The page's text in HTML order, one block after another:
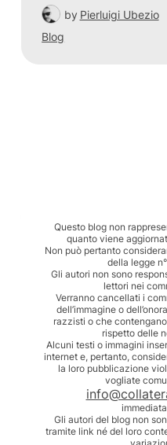
by Pierluigi Ubezio
Blog
Questo blog non
quanto viene
Non può pertanto
della legge
Gli autori non sono
lettori nei
Verranno cancellati i
dell’immagine o
razzisti o che
rispetto delle
Alcuni testi o immagini
internet e, pertanto,
la loro pubblicazione
vogliate
Gli autori del blog non
tramite link né del loro